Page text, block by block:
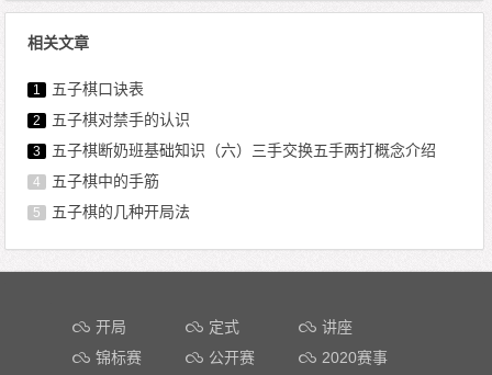
相关文章
1 五子棋口诀表
2 五子棋对禁手的认识
3 五子棋断奶班基础知识（六）三手交换五手两打概念介绍
4 五子棋中的手筋
5 五子棋的几种开局法
文章导航
开局 定式
讲座
锦标赛
公开赛 2020赛事